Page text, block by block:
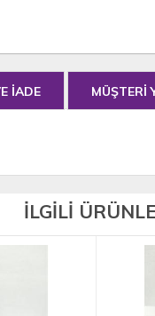
İADE MÜŞTERİ
İLGİLİ